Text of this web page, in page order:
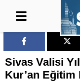
Sivas Valisi
Kur’an Eğitim